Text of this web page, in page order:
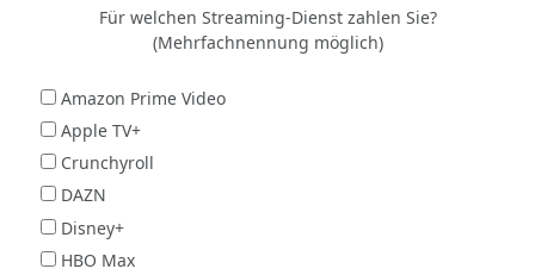
Für welchen Streaming-Dienst zahlen Sie?
(Mehrfachnennung möglich)
Amazon Prime Video
Apple TV+
Crunchyroll
DAZN
Disney+
HBO Max